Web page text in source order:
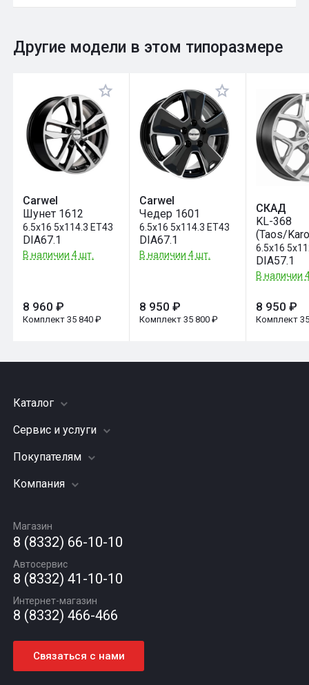
Оставить отзыв
Общий рейтинг 0
Другие модели в этом типоразмере
Carwel
Шунет 1612
6.5x16 5x114.3 ET43
DIA67.1
В наличии 4 шт.
8 960 ₽
Комплект 35 840 ₽
Carwel
Чедер 1601
6.5x16 5x114.3 ET43
DIA67.1
В наличии 4 шт.
8 950 ₽
Комплект 35 800 ₽
СКАД
KL-368
(Taos/
6.5x16
DIA57.1
В наличии
8 950 ₽
Комплект
Каталог
Шины
Грузовые шины
Диски
Автомасла
Сервис и услуги
Заправка кондиционера
Подвеска (ходовая часть)
Шиномонтаж
Покупателям
Акции
Гарантии и возврат
Компания
Вакансии
Новости
Статьи
Контакты
Магазин
8 (8332) 66-10-10
Автосервис
8 (8332) 41-10-10
Интернет-магазин
8 (8332) 466-466
Связаться с нами